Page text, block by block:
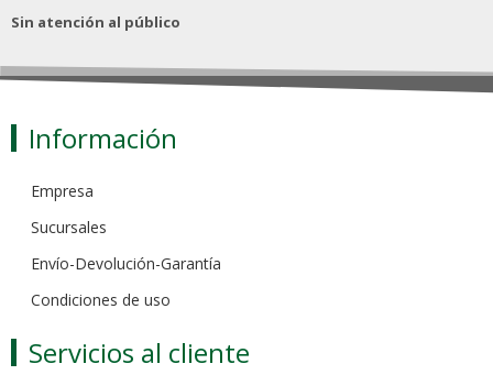
Sin atención al público
Información
Empresa
Sucursales
Envío-Devolución-Garantía
Condiciones de uso
Servicios al cliente